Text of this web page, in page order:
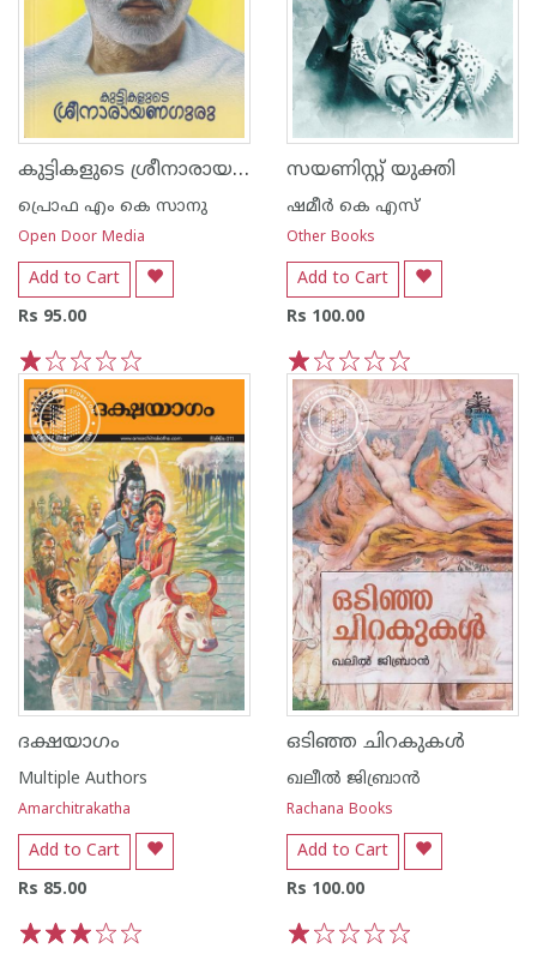
കുട്ടികളുടെ ശ്രീനാരായണഗുരു
പ്രൊഫ എം കെ സാനു
Open Door Media
Add to Cart
Rs 95.00
5
4
3
2
1
സയണിസ്റ്റ് യുക്തി
ഷമീർ കെ എസ്
Other Books
Add to Cart
Rs 100.00
5
4
3
2
1
ദക്ഷയാഗം
Multiple Authors
Amarchitrakatha
Add to Cart
Rs 85.00
ഒടിഞ്ഞ ചിറകുകൾ
ഖലീല്‍ ജിബ്രാന്‍
Rachana Books
Add to Cart
Rs 100.00